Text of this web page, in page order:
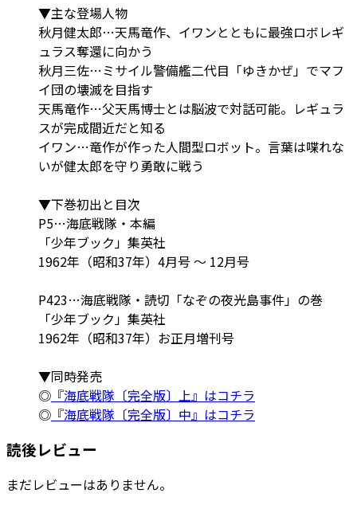
▼主な登場人物
秋月健太郎…天馬竜作、イワンとともに最強ロボレギ
ュラス奪還に向かう
秋月三佐…ミサイル警備艦二代目「ゆきかぜ」でマフ
イ団の壊滅を目指す
天馬竜作…父天馬博士とは脳波で対話可能。レギュラ
スが完成間近だと知る
イワン…竜作が作った人間型ロボット。言葉は喋れな
いが健太郎を守り勇敢に戦う
▼下巻初出と目次
P5…海底戦隊・本編
「少年ブック」集英社
1962年（昭和37年）4月号 ～ 12月号
P423…海底戦隊・読切「なぞの夜光島事件」の巻
「少年ブック」集英社
1962年（昭和37年）お正月増刊号
▼同時発売
◎ 『海底戦隊〔完全版〕上』はコチラ
◎ 『海底戦隊〔完全版〕中』はコチラ
読後レビュー
まだレビューはありません。